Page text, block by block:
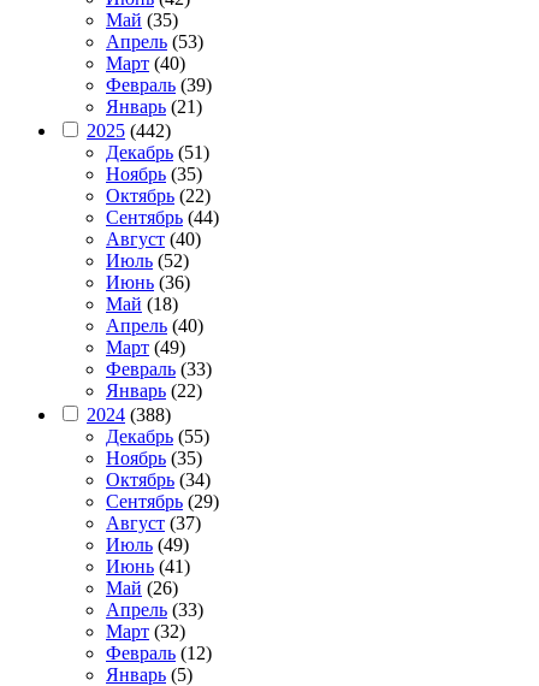
Май (35)
Апрель (53)
Март (40)
Февраль (39)
Январь (21)
2025 (442)
Декабрь (51)
Ноябрь (35)
Октябрь (22)
Сентябрь (44)
Август (40)
Июль (52)
Июнь (36)
Май (18)
Апрель (40)
Март (49)
Февраль (33)
Январь (22)
2024 (388)
Декабрь (55)
Ноябрь (35)
Октябрь (34)
Сентябрь (29)
Август (37)
Июль (49)
Июнь (41)
Май (26)
Апрель (33)
Март (32)
Февраль (12)
Январь (5)